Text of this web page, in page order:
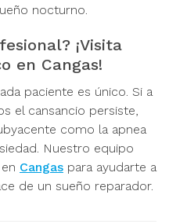
nocturno.
¡Visita
en Cangas!
paciente es único. Si a
el cansancio persiste,
como la apnea
Nuestro equipo
Cangas para ayudarte a
de un sueño reparador.